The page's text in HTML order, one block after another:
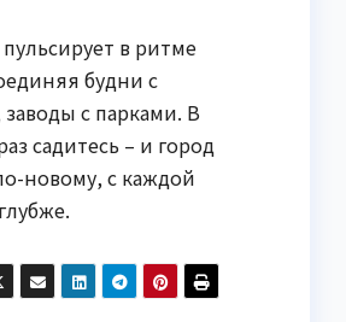
в ритме
будни с
с парками. В
садитесь – и город
новому, с каждой